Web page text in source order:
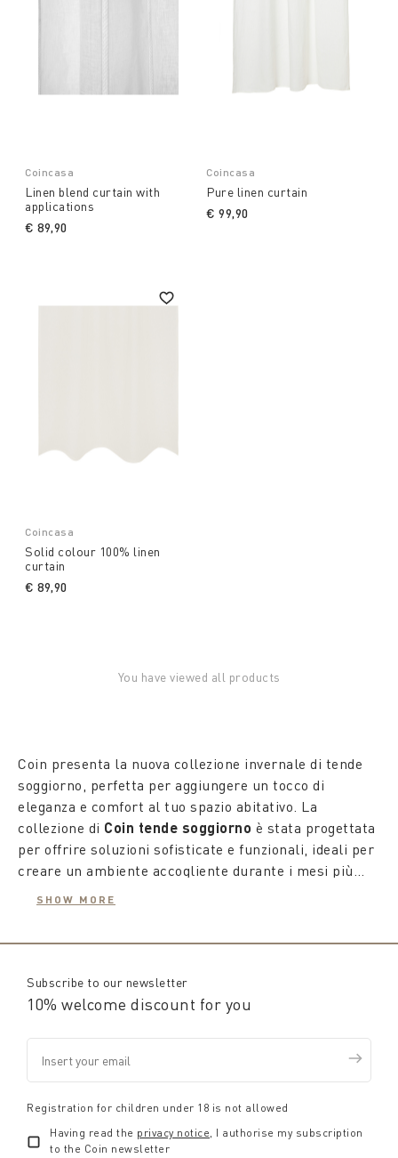
Coincasa
Linen blend curtain with
applications
€ 89,90
Coincasa
Pure linen curtain
€ 99,90
Coincasa
Solid colour 100% linen
curtain
€ 89,90
You have viewed all products
Coin presenta la nuova collezione invernale di tende
soggiorno, perfetta per aggiungere un tocco di
eleganza e comfort al tuo spazio abitativo. La
collezione di Coin tende soggiorno è stata progettata
per offrire soluzioni sofisticate e funzionali, ideali per
creare un ambiente accogliente durante i mesi più
freddi.
Le
curati, pensati per esaltare la bellezza del tuo
soggiorno.
trasformare il tuo spazio in un'oasi di comfort. Scegli
tra le nostre tende salotto moderno per un aspetto
minimalista e chic, oppure opta per letende da
salotto elegantiper un tocco di lusso e raffinatezza.
Ogni tenda è progettata per offrire privacy e controllo
della luce, migliorando l'atmosfera generale della
Per chi cerca soluzioni pratiche ma stilisticamente
SHOW MORE
Subscribe to our newsletter
10% welcome discount for you
Registration for children under 18 is not allowed
Having read the privacy notice, I authorise my subscription
to the Coin newsletter